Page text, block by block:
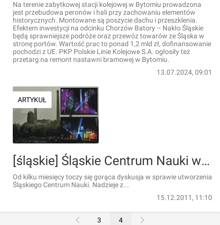
Na terenie zabytkowej stacji kolejowej w Bytomiu prowadzona
jest przebudowa peronów i hali przy zachowaniu elementów
historycznych. Montowane są poszycie dachu i przeszklenia.
Efektem inwestycji na odcinku Chorzów Batory – Nakło Śląskie
będą sprawniejsze podróże oraz przewóz towarów ze Śląska w
stronę portów. Wartość prac to ponad 1,2 mld zł, dofinansowanie
pochodzi z UE. PKP Polskie Linie Kolejowe S.A. ogłosiły też
przetarg na remont nastawni bramowej w Bytomiu.
13.07.2024, 09:01
ARTYKUŁ
[śląskie] Śląskie Centrum Nauki w Bytomiu? Poprzyj apel!
Od kilku miesięcy toczy się gorąca dyskusja w sprawie utworzenia
Śląskiego Centrum Nauki. Nadzieje z...
15.12.2011, 11:10
3 4